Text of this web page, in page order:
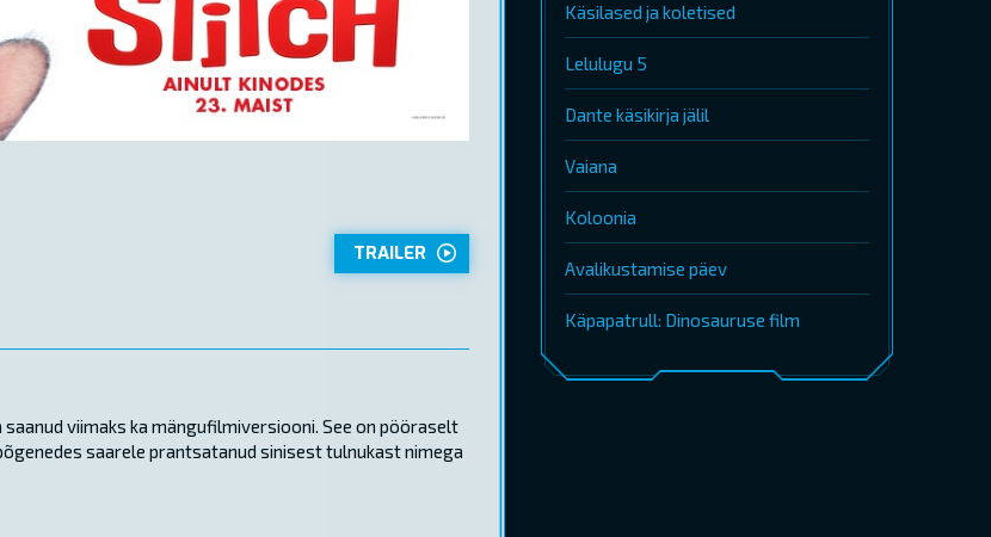
TRAILER
viimaks ka mängufilmiversiooni. See on pööraselt
saarele prantsatanud sinisest tulnukast nimega
Käsilased ja koletised
Lelulugu 5
Dante käsikirja jälil
Vaiana
Koloonia
Avalikustamise päev
Käpapatrull: Dinosauruse film